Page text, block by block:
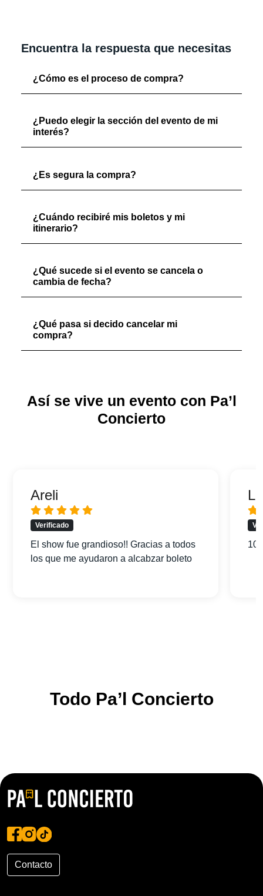
Encuentra la respuesta que necesitas
¿Cómo es el proceso de compra?
¿Puedo elegir la sección del evento de mi
interés?
¿Es segura la compra?
¿Cuándo recibiré mis boletos y mi
itinerario?
¿Qué sucede si el evento se cancela o
cambia de fecha?
¿Qué pasa si decido cancelar mi
compra?
Así se vive un evento con Pa’l
Concierto
Areli
Verificado
El show fue grandioso!! Gracias a todos
los que me ayudaron a alcabzar boleto
Todo Pa’l Concierto
Contacto